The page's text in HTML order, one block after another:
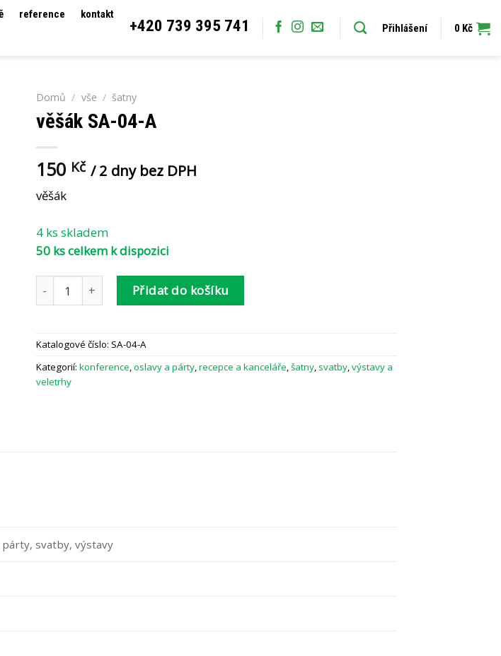
reference kontakt
+420 739 395 741 Přihlášení 0 Kč
Domů / vše / šatny
věšák SA-04-A
150 Kč / 2 dny bez DPH
věšák
4 ks skladem
50 ks celkem k dispozici
věšák SA-04-A množstvíPřidat do košíku
Katalogové číslo: SA-04-A
Kategorií: konference,oslavy a párty,recepce a kanceláře,šatny, svatby,výstavy a
veletrhy
svatby, výstavy